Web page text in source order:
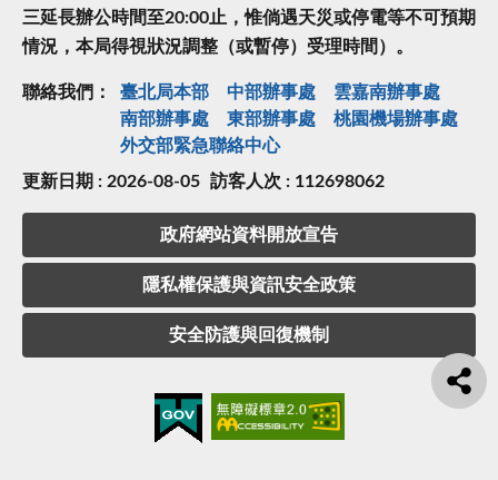
三延長辦公時間至20:00止，惟倘遇天災或停電等不可預期
情況，本局得視狀況調整（或暫停）受理時間）。
聯絡我們： 臺北局本部 中部辦事處
雲嘉南辦事處
南部辦事處
東部辦事處
桃園機場辦事處
外交部緊急聯絡中⼼
更新日期 : 2026-08-05 訪客人次 : 112698062
政府網站資料開放宣告
隱私權保護與資訊安全政策
安全防護與回復機制